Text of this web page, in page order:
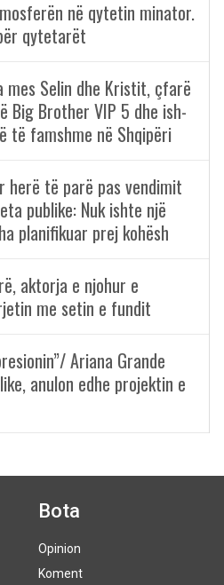
në qytetin minator.
qytetarët
mes Selin dhe Kristit, çfarë
Big Brother VIP 5 dhe ish-
të famshme në Shqipëri
herë të parë pas vendimit
publike: Nuk ishte një
planifikuar prej kohësh
aktorja e njohur e
me setin e fundit
Ariana Grande
anulon edhe projektin e
Bota
Opinion
Koment